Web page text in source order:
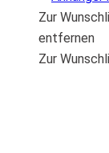
Zur
entfernen
Zur